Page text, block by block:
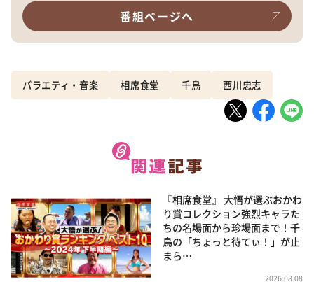
番組ページへ
バラエティ・音楽 相席食堂 千鳥 西川忠志
『相席食堂』 大悟が選ぶおかわ
り賞コレクション強烈キャラた
ちの名場面から珍場面まで！千
鳥の「ちょっと待てぃ！」が止
まら…
2026.08.08